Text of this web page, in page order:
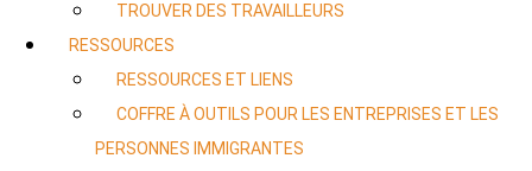
TROUVER DES TRAVAILLEURS
RESSOURCES
RESSOURCES ET LIENS
COFFRE À OUTILS POUR LES ENTREPRISES ET LES
PERSONNES IMMIGRANTES